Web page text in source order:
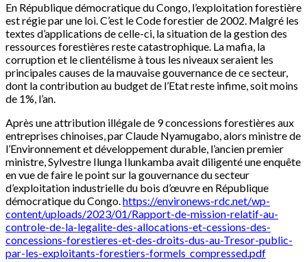
En République démocratique du Congo, l’exploitation forestière
est régie par une loi. C’est le Code forestier de 2002. Malgré les
textes d’applications de celle-ci, la situation de la gestion des
ressources forestières reste catastrophique. La mafia, la
corruption et le clientélisme à tous les niveaux seraient les
principales causes de la mauvaise gouvernance de ce secteur,
dont la contribution au budget de l’Etat reste infime, soit moins
de 1%, l’an.
Après une attribution illégale de 9 concessions forestières aux
entreprises chinoises, par Claude Nyamugabo, alors ministre de
l’Environnement et développement durable, l’ancien premier
ministre, Sylvestre Ilunga Ilunkamba avait diligenté une enquête
en vue de faire le point sur la gouvernance du secteur
d’exploitation industrielle du bois d’œuvre en République
démocratique du Congo.https://environews-rdc.net/wp-
content/uploads/2023/01/Rapport-de-mission-relatif-au-
controle-de-la-legalite-des-allocations-et-cessions-des-
concessions-forestieres-et-des-droits-dus-au-Tresor-public-
par-les-exploitants-forestiers-formels_compressed.pdf